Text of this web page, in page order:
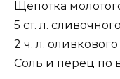
Щепотка
5 ст. л.
2 ч. л.
Соль и перец по